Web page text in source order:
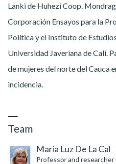
Lanki de Huhezi Coop.
Corporación Ensayos para la
Política y el Instituto de
Universidad Javeriana de Cali.
de mujeres del norte del Cauca
incidencia.
Team
María Luz De La Cal
Professor and researcher